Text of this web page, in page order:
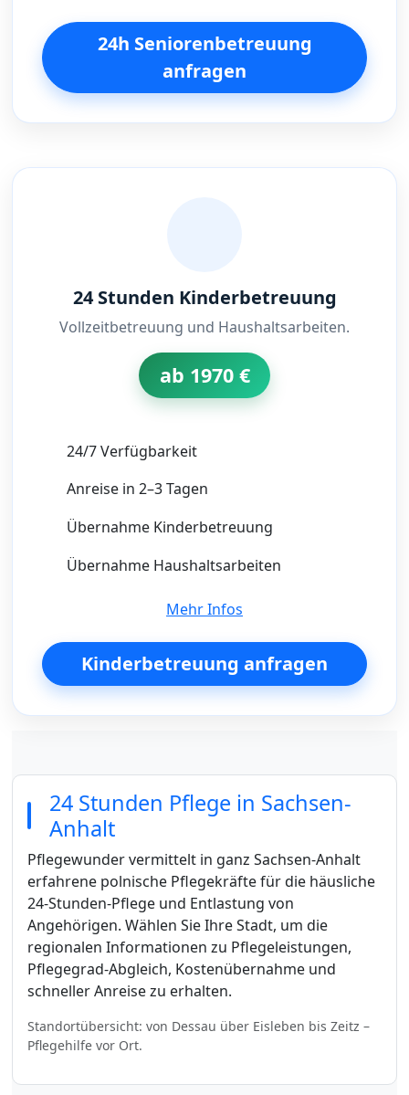
24h Seniorenbetreuung
anfragen
24 Stunden Kinderbetreuung
Vollzeitbetreuung und Haushaltsarbeiten.
ab 1970 €
24/7 Verfügbarkeit
Anreise in 2–3 Tagen
Übernahme Kinderbetreuung
Übernahme Haushaltsarbeiten
Mehr Infos
Kinderbetreuung anfragen
24 Stunden Pflege in Sachsen-
Anhalt
Pflegewunder vermittelt in ganz Sachsen-Anhalt
erfahrene polnische Pflegekräfte für die häusliche
24-Stunden-Pflege und Entlastung von
Angehörigen. Wählen Sie Ihre Stadt, um die
regionalen Informationen zu Pflegeleistungen,
Pflegegrad-Abgleich, Kostenübernahme und
schneller Anreise zu erhalten.
Standortübersicht: von Dessau über Eisleben bis Zeitz –
Pflegehilfe vor Ort.